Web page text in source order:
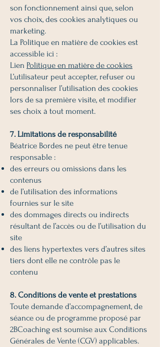
son fonctionnement ainsi que, selon
vos choix, des cookies analytiques ou
marketing.
La Politique en matière de cookies est
accessible ici :
Lien Politique en matière de cookies
L’utilisateur peut accepter, refuser ou
personnaliser l’utilisation des cookies
lors de sa première visite, et modifier
ses choix à tout moment.
7. Limitations de responsabilité
Béatrice Bordes ne peut être tenue
responsable :
des erreurs ou omissions dans les
contenus
de l’utilisation des informations
fournies sur le site
des dommages directs ou indirects
résultant de l’accès ou de l’utilisation du
site
des liens hypertextes vers d’autres sites
tiers dont elle ne contrôle pas le
contenu
8. Conditions de vente et prestations
Toute demande d’accompagnement, de
séance ou de programme proposé par
2BCoaching est soumise aux Conditions
Générales de Vente (CGV) applicables.